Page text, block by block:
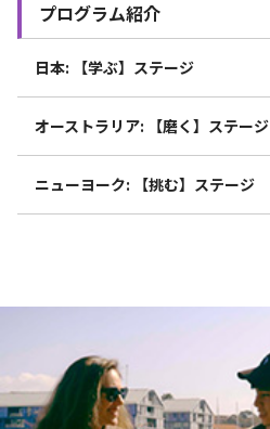
プログラム紹介
日本: 【学ぶ】ステージ
オーストラリア: 【磨く】ステージ
ニューヨーク: 【挑む】ステージ